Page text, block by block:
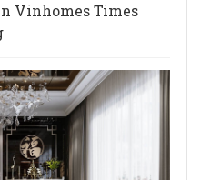
Vinhomes Times